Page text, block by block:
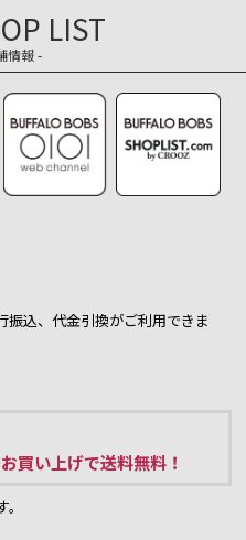
LIST
情報 -
振込、代金引換がご利用できま
買い上げで送料無料！